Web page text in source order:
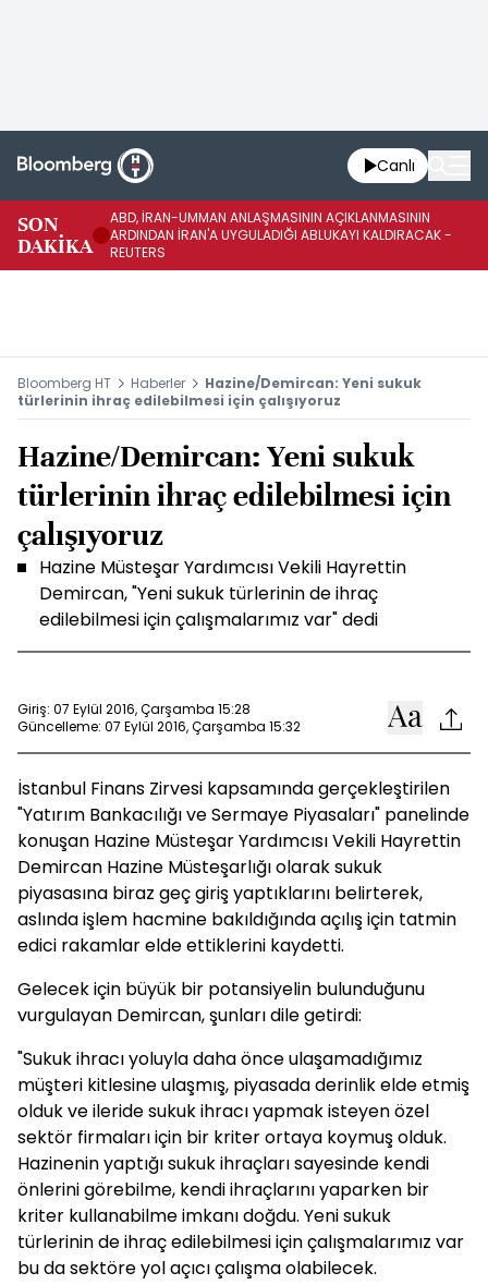
Canlı
SON
DAKİKA
ABD, İRAN-UMMAN ANLAŞMASININ AÇIKLANMASININ
ARDINDAN İRAN'A UYGULADIĞI ABLUKAYI KALDIRACAK -
REUTERS
Bloomberg HT Haberler
Hazine/Demircan: Yeni sukuk
türlerinin ihraç edilebilmesi için çalışıyoruz
Hazine/Demircan: Yeni sukuk
türlerinin ihraç edilebilmesi için
çalışıyoruz
Hazine Müsteşar Yardımcısı Vekili Hayrettin
Demircan, "Yeni sukuk türlerinin de ihraç
edilebilmesi için çalışmalarımız var" dedi
Giriş: 07 Eylül 2016, Çarşamba 15:28
Güncelleme: 07 Eylül 2016, Çarşamba 15:32
İstanbul Finans Zirvesi kapsamında gerçekleştirilen
"Yatırım Bankacılığı ve Sermaye Piyasaları" panelinde
konuşan Hazine Müsteşar Yardımcısı Vekili Hayrettin
Demircan Hazine Müsteşarlığı olarak sukuk
piyasasına biraz geç giriş yaptıklarını belirterek,
aslında işlem hacmine bakıldığında açılış için tatmin
edici rakamlar elde ettiklerini kaydetti.
Gelecek için büyük bir potansiyelin bulunduğunu
vurgulayan Demircan, şunları dile getirdi:
"Sukuk ihracı yoluyla daha önce ulaşamadığımız
müşteri kitlesine ulaşmış, piyasada derinlik elde etmiş
olduk ve ileride sukuk ihracı yapmak isteyen özel
sektör firmaları için bir kriter ortaya koymuş olduk.
Hazinenin yaptığı sukuk ihraçları sayesinde kendi
önlerini görebilme, kendi ihraçlarını yaparken bir
kriter kullanabilme imkanı doğdu. Yeni sukuk
türlerinin de ihraç edilebilmesi için çalışmalarımız var
bu da sektöre yol açıcı çalışma olabilecek.